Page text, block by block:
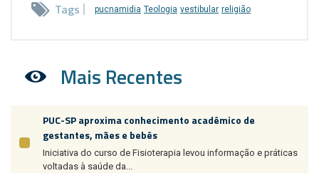
Tags pucnamidia Teologia vestibular religião
Mais Recentes
PUC-SP aproxima conhecimento acadêmico de
gestantes, mães e bebês
Iniciativa do curso de Fisioterapia levou informação e práticas
voltadas à saúde da...